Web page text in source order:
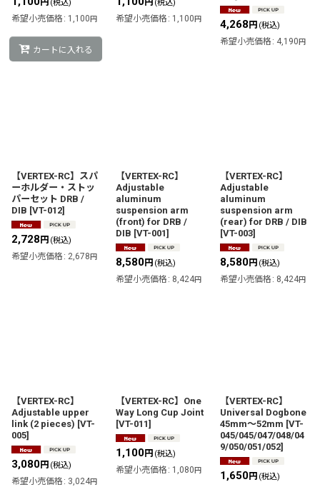
(税込)
希望小売価格 : 1,100円
カートに入れる
(税込)
希望小売価格 : 1,100円 4,268 円 (税込)
希望小売価格 : 4,190円
【VERTEX-RC】スパ
ーホルダー・ストッ
パーセット DRB /
DIB [VT-012]
2,728 円 (税込)
希望小売価格 : 2,678円
【VERTEX-RC】
Adjustable
aluminum
suspension arm
(front) for DRB /
DIB [VT-001]
8,580円 (税込)
希望小売価格 : 8,424円
【VERTEX-RC】
Adjustable
aluminum
suspension arm
(rear) for DRB / DIB
[VT-003]
8,580円 (税込)
希望小売価格 : 8,424円
【VERTEX-RC】
Adjustable upper
link (2 pieces) [VT-
005]
3,080円 (税込)
希望小売価格 : 3,024円
【VERTEX-RC】One
Way Long Cup Joint
[VT-011]
1,100円 (税込)
希望小売価格 : 1,080円
【VERTEX-RC】
Universal Dogbone
45mm〜52mm [VT-
045/045/047/048/04
9/050/051/052]
1,650円 (税込)